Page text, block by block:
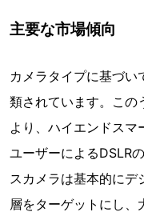
主要な市場傾向
カメラタイプに基づい
類されています。この
より、ハイエンドスマ
ユーザーによるDSLR
スカメラは基本的にデ
層をターゲットにし、